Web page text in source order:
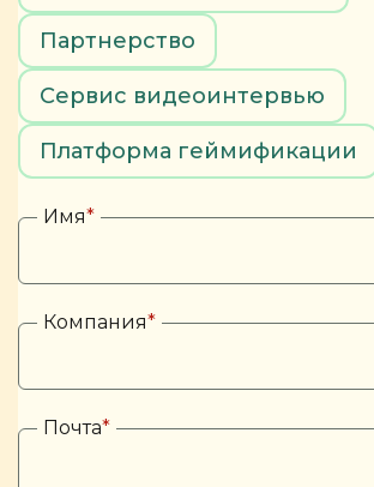
Партнерство
Сервис видеоинтервью
Платформа геймификации
Имя*
Компания*
Почта*